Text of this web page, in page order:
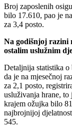
Broj zaposlenih
bilo 17.610, pao je
za 3,4 posto.
Na godišnjoj razini
ostalim uslužnim
Detaljnija statistika o
da je na mjesečnoj
za 2,1 posto,
usluživanja hrane,
krajem ožujka bilo
najbrojnijoj
545.